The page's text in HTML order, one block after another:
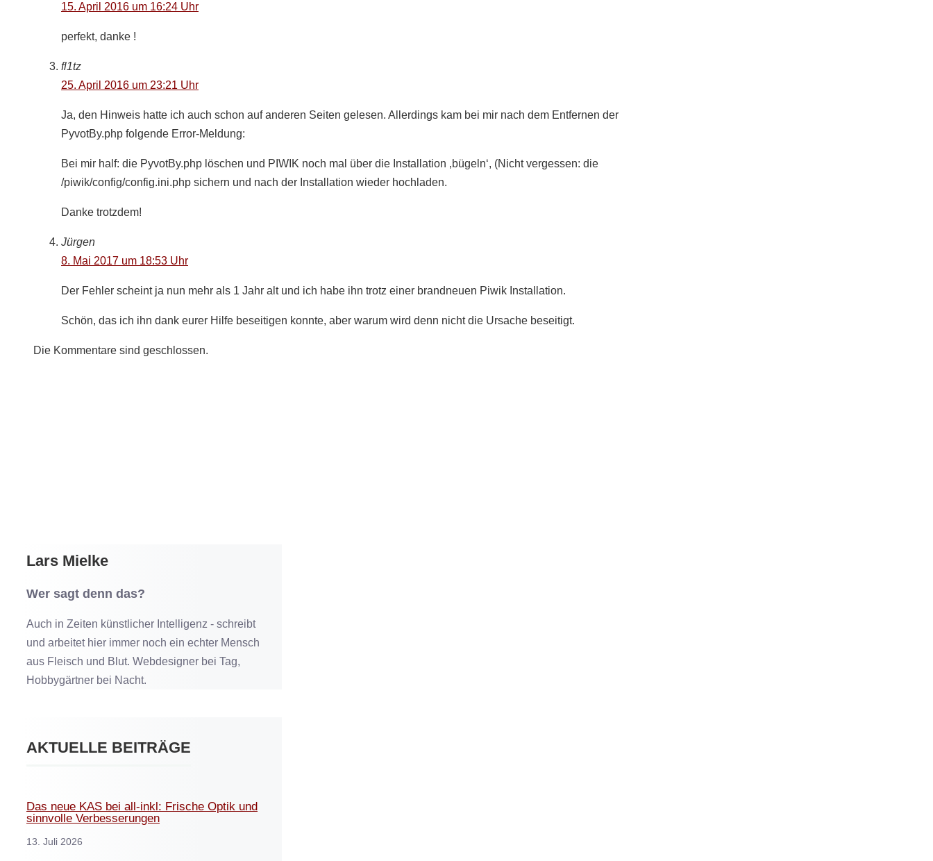
15. April 2016 um 16:24 Uhr
perfekt, danke !
fl1tz
25. April 2016 um 23:21 Uhr
Ja, den Hinweis hatte ich auch schon auf anderen Seiten gelesen. Allerdings kam bei mir nach dem Entfernen der
PyvotBy.php folgende Error-Meldung:
Bei mir half: die PyvotBy.php löschen und PIWIK noch mal über die Installation ‚bügeln‘, (Nicht vergessen: die
/piwik/config/config.ini.php sichern und nach der Installation wieder hochladen.
Danke trotzdem!
Jürgen
8. Mai 2017 um 18:53 Uhr
Der Fehler scheint ja nun mehr als 1 Jahr alt und ich habe ihn trotz einer brandneuen Piwik Installation.
Schön, das ich ihn dank eurer Hilfe beseitigen konnte, aber warum wird denn nicht die Ursache beseitigt.
Die Kommentare sind geschlossen.
Lars Mielke
Wer sagt denn das?
Auch in Zeiten künstlicher Intelligenz - schreibt
und arbeitet hier immer noch ein echter Mensch
aus Fleisch und Blut. Webdesigner bei Tag,
Hobbygärtner bei Nacht.
AKTUELLE BEITRÄGE
Das neue KAS bei all-inkl: Frische Optik und
sinnvolle Verbesserungen
13. Juli 2026